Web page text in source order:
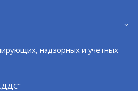
надзорных и учетных
гордимся мужеством и
наших моряков-